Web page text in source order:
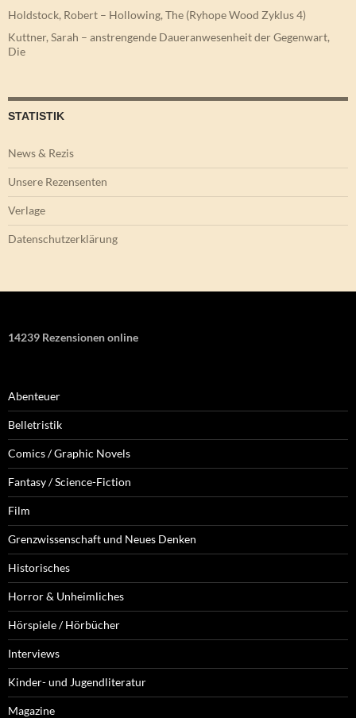
Holdstock, Robert – Hollowing, The (Ryhope Wood Zyklus 4)
Kuttner, Sarah – anstrengende Daueranwesenheit der Gegenwart,
Die
STATISTIK
News & Rezis
Unsere Rezensenten
Verlage
Datenschutzerklärung
14239 Rezensionen online
Abenteuer
Belletristik
Comics / Graphic Novels
Fantasy / Science-Fiction
Film
Grenzwissenschaft und Neues Denken
Historisches
Horror & Unheimliches
Hörspiele / Hörbücher
Interviews
Kinder- und Jugendliteratur
Magazine